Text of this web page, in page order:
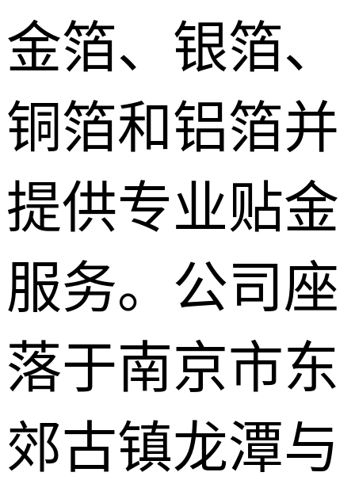
金箔、银箔、
铜箔和铝箔并
提供专业贴金
服务。公司座
落于南京市东
郊古镇龙潭与